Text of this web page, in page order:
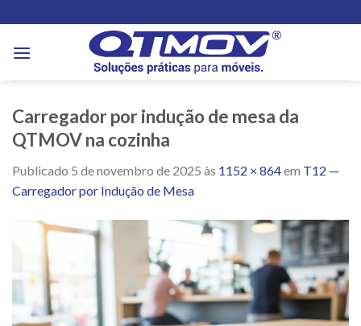
to
content
Carregador por indução de mesa da
QTMOV na cozinha
Publicado 5 de novembro de 2025 às 1152 × 864em T12 —
Carregador por Indução de Mesa